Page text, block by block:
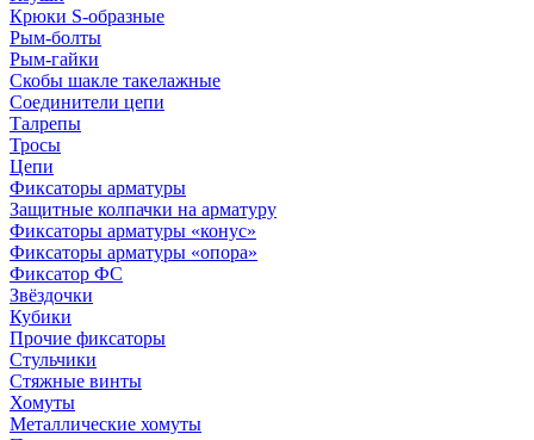
Крюки S-образные
Рым-болты
Рым-гайки
Скобы шакле такелажные
Соединители цепи
Талрепы
Тросы
Цепи
Фиксаторы арматуры
Защитные колпачки на арматуру
Фиксаторы арматуры «конус»
Фиксаторы арматуры «опора»
Фиксатор ФС
Звёздочки
Кубики
Прочие фиксаторы
Стульчики
Стяжные винты
Хомуты
Металлические хомуты